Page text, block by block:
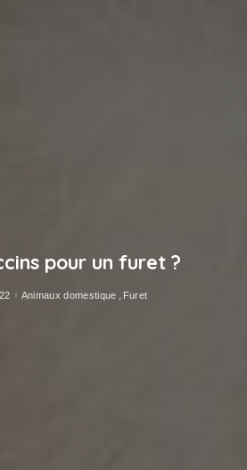
pour un furet ?
Animaux domestique Furet